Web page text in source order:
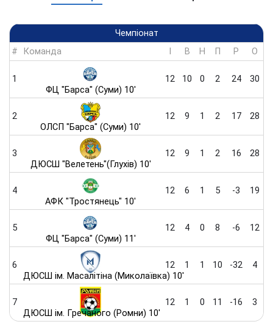
Чемпіонат
#
Команда I В Н П Р O
1
ФЦ "Барса" (Суми) 10'
12 10 0 2 24 30
2
ОЛСП "Барса" (Суми) 10'
12 9 1 2 17 28
3
ДЮСШ "Велетень"(Глухів) 10'
12 9 1 2 16 28
4
АФК "Тростянець" 10'
12 6 1 5 -3 19
5
ФЦ "Барса" (Суми) 11'
12 4 0 8 -6 12
6
ДЮСШ ім. Масалітіна (Миколаївка) 10'
12 1 1 10 -32 4
7
ДЮСШ ім. Гречаного (Ромни) 10'
12 1 0 11 -16 3